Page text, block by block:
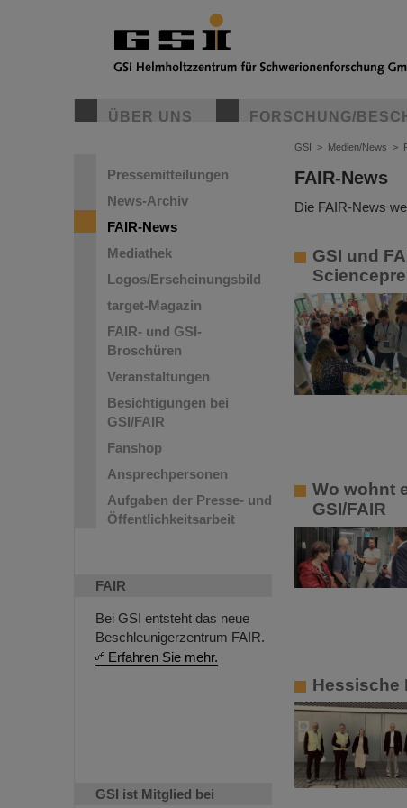
ÜBER UNS FORSCHUNG/
Pressemitteilungen
News-Archiv
FAIR-News
Mediathek
Logos/Erscheinungsbild
target-Magazin
FAIR- und GSI-
Broschüren
Veranstaltungen
Besichtigungen bei
GSI/FAIR
Fanshop
Ansprechpersonen
Aufgaben der Presse- und
Öffentlichkeitsarbeit
FAIR
Bei GSI entsteht das neue
Beschleunigerzentrum FAIR.
Erfahren Sie mehr.
GSI ist Mitglied bei
GSI > Medien/News >
FAIR-News
Die FAIR-News
GSI und
Wo wohnt
GSI/FAIR
Hessische